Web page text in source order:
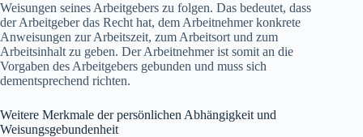
Weisungen seines Arbeitgebers zu folgen. Das bedeutet, dass
der Arbeitgeber das Recht hat, dem Arbeitnehmer konkrete
Anweisungen zur Arbeitszeit, zum Arbeitsort und zum
Arbeitsinhalt zu geben. Der Arbeitnehmer ist somit an die
Vorgaben des Arbeitgebers gebunden und muss sich
dementsprechend richten.
Weitere Merkmale der persönlichen Abhängigkeit und
Weisungsgebundenheit